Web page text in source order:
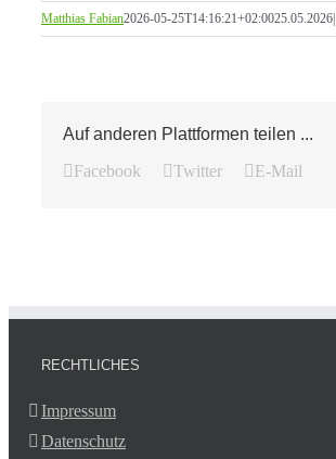
Matthias Fabian2026-05-25T14:16:21+02:0025.05.2026|
Auf anderen Plattformen teilen ...
Facebook
Twitter E-Mail
RECHTLICHES
Impressum
Datenschutz